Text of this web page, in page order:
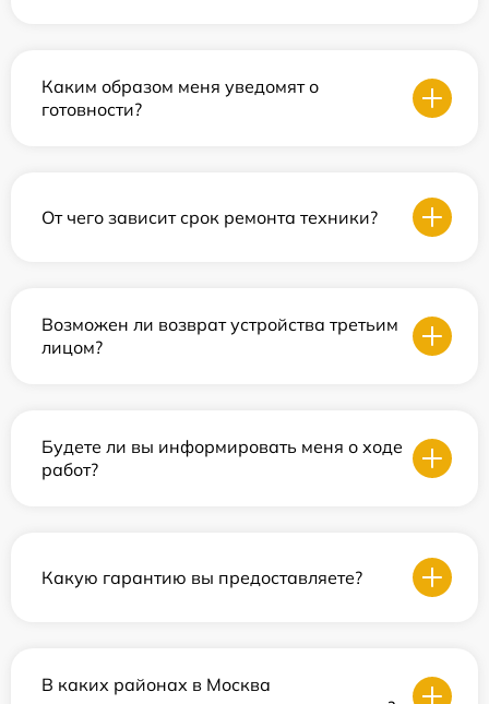
Каким образом меня уведомят о
готовности?
От чего зависит срок ремонта техники?
Возможен ли возврат устройства третьим
лицом?
Будете ли вы информировать меня о ходе
работ?
Какую гарантию вы предоставляете?
В каких районах в Москва